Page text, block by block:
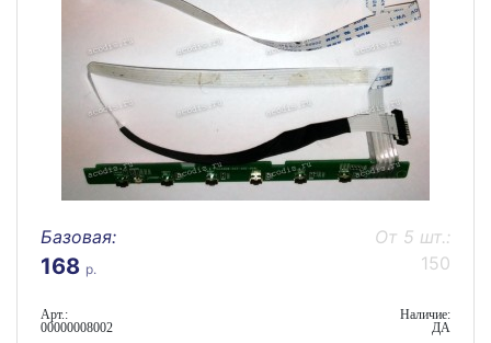
Базовая:
168 р.
От 5 шт.:
150
Арт.:
00000008002
Наличие:
ДА